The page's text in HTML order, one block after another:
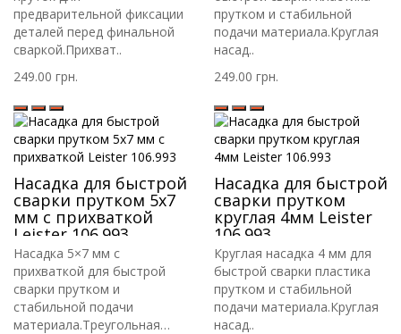
предварительной фиксации
деталей перед финальной
сваркой.Прихват..
249.00 грн.
прутком и стабильной
подачи материала.Круглая
насад..
249.00 грн.
Насадка для быстрой
сварки прутком 5х7
мм с прихваткой
Leister 106.993
Насадка 5×7 мм с
прихваткой для быстрой
сварки прутком и
стабильной подачи
материала.Треугольная
Насадка для быстрой
сварки прутком
круглая 4мм Leister
106.993
Круглая насадка 4 мм для
быстрой сварки пластика
прутком и стабильной
подачи материала.Круглая
насад..